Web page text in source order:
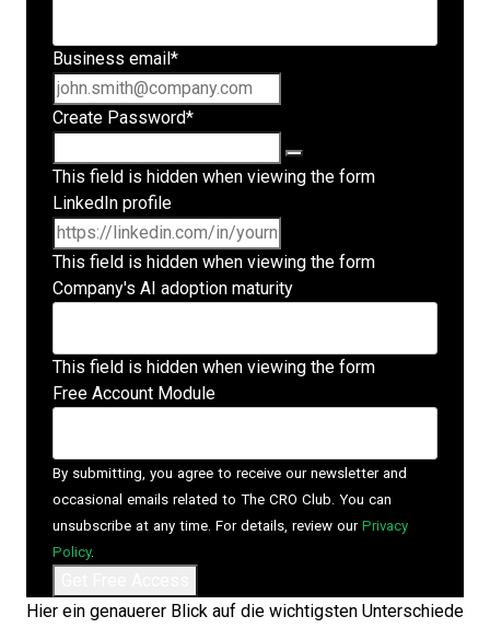
Business email *
Create Password*
This field is hidden when viewing the form
LinkedIn profile
This field is hidden when viewing the form
Company's AI adoption maturity
This field is hidden when viewing the form
Free Account Module
By submitting, you agree to receive our newsletter and
occasional emails related to The CRO Club. You can
unsubscribe at any time. For details, review our Privacy
Policy.
Hier ein genauerer Blick auf die wichtigsten Unterschiede